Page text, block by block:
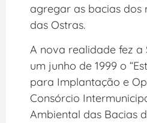
agregar as bacias dos
das Ostras.
A nova realidade fez a
um junho de 1999 o
para Implantação e
Consórcio
Ambiental das Bacias